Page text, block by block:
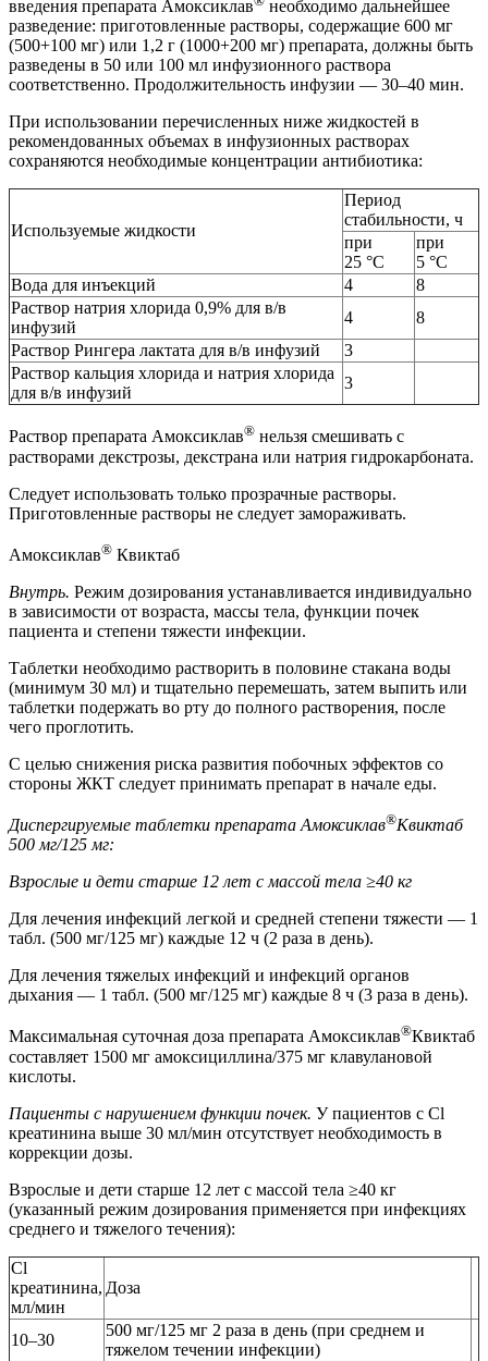
введения препарата Амоксиклав
необходимо дальнейшее
разведение: приготовленные растворы, содержащие 600 мг
(500+100 мг) или 1,2 г (1000+200 мг) препарата, должны быть
разведены в 50 или 100 мл инфузионного раствора
соответственно. Продолжительность инфузии — 30–40 мин.
При использовании перечисленных ниже жидкостей в
рекомендованных объемах в инфузионных растворах
сохраняются необходимые концентрации антибиотика:
Используемые жидкости
Период
стабильности, ч
при
25 °C
при
5 °C
Вода для инъекций
4
8
Раствор натрия хлорида 0,9% для в/в
инфузий
4
8
Раствор Рингера лактата для в/в инфузий
3
Раствор кальция хлорида и натрия хлорида
для в/в инфузий
3
Раствор препарата Амоксиклав® нельзя смешивать с
растворами декстрозы, декстрана или натрия гидрокарбоната.
Следует использовать только прозрачные растворы.
Приготовленные растворы не следует замораживать.
Амоксиклав® Квиктаб
Внутрь. Режим дозирования устанавливается индивидуально
в зависимости от возраста, массы тела, функции почек
пациента и степени тяжести инфекции.
Таблетки необходимо растворить в половине стакана воды
(минимум 30 мл) и тщательно перемешать, затем выпить или
таблетки подержать во рту до полного растворения, после
чего проглотить.
С целью снижения риска развития побочных эффектов со
стороны ЖКТ следует принимать препарат в начале еды.
Диспергируемые таблетки препарата Амоксиклав®Квиктаб
500 мг/125 мг:
Взрослые и дети старше 12 лет с массой тела ≥40 кг
Для лечения инфекций легкой и средней степени тяжести — 1
табл. (500 мг/125 мг) каждые 12 ч (2 раза в день).
Для лечения тяжелых инфекций и инфекций органов
дыхания — 1 табл. (500 мг/125 мг) каждые 8 ч (3 раза в день).
Максимальная суточная доза препарата Амоксиклав®Квиктаб
составляет 1500 мг амоксициллина/375 мг клавулановой
кислоты.
Пациенты с нарушением функции почек. У пациентов с Cl
креатинина выше 30 мл/мин отсутствует необходимость в
коррекции дозы.
Взрослые и дети старше 12 лет с массой тела ≥40 кг
(указанный режим дозирования применяется при инфекциях
среднего и тяжелого течения):
Cl
креатинина,
мл/мин
Доза
10–30
500 мг/125 мг 2 раза в день (при среднем и
тяжелом течении инфекции)